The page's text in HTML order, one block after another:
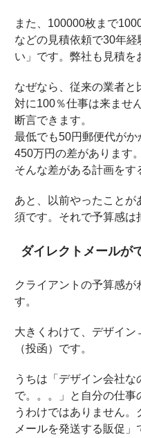
また、100000枚まで
などの見積依頼で30年
い」です。弊社も見積を
なぜなら、従来の業者と
対に100％仕事は来ません
断言できます。
最低でも50円郵便代が
450万円の差があります。
そんな差がある計画をす
あと、以前やったこと
須です。それで予算感は
ダイレクトメールが
クライアントの予算感
す。
大きくわけて、デザイ
（投函）です。
うちは「デザイン会社
で。。。」と自分の仕事
うわけではありません。
メールを発送する販促